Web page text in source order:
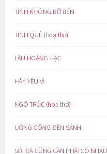
TÌNH KHÔNG BỜ BẾN
TÌNH QUÊ (hoạ thơ)
LẦU HOÀNG HẠC
HÃY YÊU VÌ
NGÕ TRÚC (hoạ thơ)
UỔNG CÔNG ĐÈN SÁNH
SỎI ĐÁ CŨNG CẦN PHẢI CÓ NHAU